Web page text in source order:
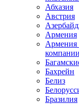
Абхазия
Австрия
Армения
Армения
Бахрейн
Белиз
Бразилия